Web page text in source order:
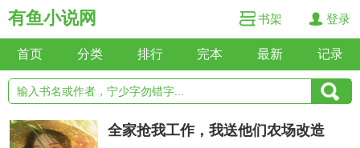
有鱼小说网 书架 登录
首页 分类 排行 完本 最新 记录
全家抢我工作，我送他们农场改造